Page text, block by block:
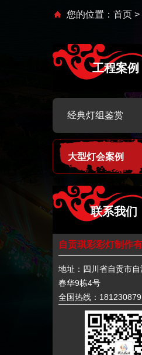
您的位置： 首页 >
工程案例
经典灯组鉴赏
大型灯会案例
联系我们
自贡琪彩彩灯制作
地址：四川省自贡市
春华9栋4号
全国热线：